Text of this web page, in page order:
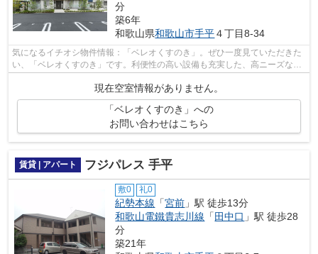
分
築6年
和歌山県和歌山市手平４丁目8-34
気になるイチオシ物件情報：「ベレオくすのき」。ぜひ一度見ていただきた
い、「ベレオくすのき」です。利便性の高い設備も充実した、高ニーズな
現在空室情報がありません。
「ベレオくすのき」への
お問い合わせはこちら
賃貸 | アパート フジパレス 手平
敷0 礼0
紀勢本線 「宮前 」駅 徒歩13分
和歌山電鐵貴志川線 「 田中口 」駅 徒歩28
分
築21年